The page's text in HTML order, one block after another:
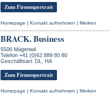
Zum Firmenportrait
Homepage | Kontakt aufnehmen | Merken
BRACK. Business
5506 Mägenwil
Telefon +41 (0)62 889 80 80
Geschäftsart: DL, HA
Zum Firmenportrait
Homepage | Kontakt aufnehmen | Merken